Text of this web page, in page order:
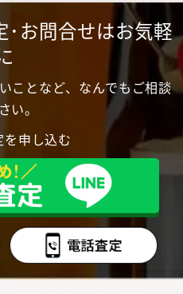
･お問合せはお気軽
ことなど、なんでもご相談
い。
申し込む